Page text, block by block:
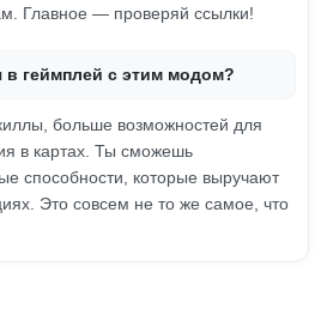
Главное — проверяй ссылки!
в геймплей с этим модом?
больше возможностей для
в картах. Ты сможешь
способности, которые выручают
Это совсем не то же самое, что